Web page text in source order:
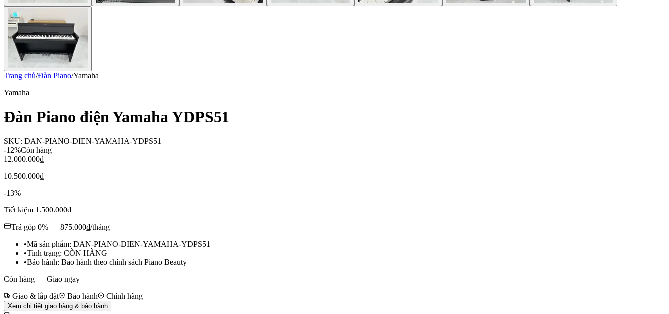
Trang chủ/Đàn Piano/Yamaha
Yamaha
Đàn Piano điện Yamaha YDPS51
SKU: DAN-PIANO-DIEN-YAMAHA-YDPS51
-12%Còn hàng
12.000.000₫
10.500.000₫
-13%
Tiết kiệm 1.500.000₫
Trả góp 0% — 875.000₫/tháng
•Mã sản phẩm: DAN-PIANO-DIEN-YAMAHA-YDPS51
•Tình trạng: CÒN HÀNG
•Bảo hành: Bảo hành theo chính sách Piano Beauty
Còn hàng — Giao ngay
Giao & lắp đặt
Bảo hành Chính hãng
Xem chi tiết giao hàng & bảo hành